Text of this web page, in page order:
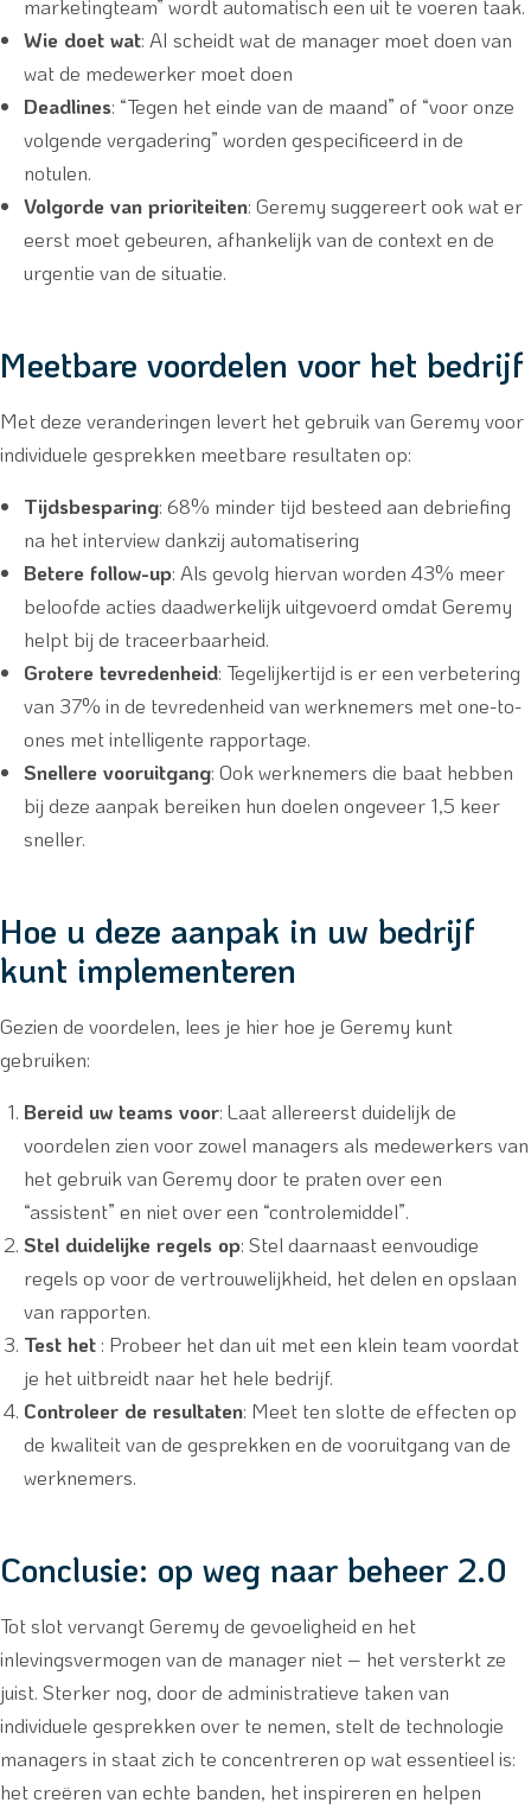
marketingteam” wordt automatisch een uit te voeren taak.
Wie doet wat: AI scheidt wat de manager moet doen van
wat de medewerker moet doen
Deadlines: “Tegen het einde van de maand” of “voor onze
volgende vergadering” worden gespecificeerd in de
notulen.
Volgorde van prioriteiten: Geremy suggereert ook wat er
eerst moet gebeuren, afhankelijk van de context en de
urgentie van de situatie.
Meetbare voordelen voor het bedrijf
Met deze veranderingen levert het gebruik van Geremy voor
individuele gesprekken meetbare resultaten op:
Tijdsbesparing: 68% minder tijd besteed aan debriefing
na het interview dankzij automatisering
Betere follow-up: Als gevolg hiervan worden 43% meer
beloofde acties daadwerkelijk uitgevoerd omdat Geremy
helpt bij de traceerbaarheid.
Grotere tevredenheid: Tegelijkertijd is er een verbetering
van 37% in de tevredenheid van werknemers met one-to-
ones met intelligente rapportage.
Snellere vooruitgang: Ook werknemers die baat hebben
bij deze aanpak bereiken hun doelen ongeveer 1,5 keer
sneller.
Hoe u deze aanpak in uw bedrijf
kunt implementeren
Gezien de voordelen, lees je hier hoe je Geremy kunt
gebruiken:
Bereid uw teams voor: Laat allereerst duidelijk de
voordelen zien voor zowel managers als medewerkers van
het gebruik van Geremy door te praten over een
“assistent” en niet over een “controlemiddel”.
Stel duidelijke regels op: Stel daarnaast eenvoudige
regels op voor de vertrouwelijkheid, het delen en opslaan
van rapporten.
Test het : Probeer het dan uit met een klein team voordat
je het uitbreidt naar het hele bedrijf.
Controleer de resultaten: Meet ten slotte de effecten op
de kwaliteit van de gesprekken en de vooruitgang van de
werknemers.
Conclusie: op weg naar beheer 2.0
Tot slot vervangt Geremy de gevoeligheid en het
inlevingsvermogen van de manager niet – het versterkt ze
juist. Sterker nog, door de administratieve taken van
individuele gesprekken over te nemen, stelt de technologie
managers in staat zich te concentreren op wat essentieel is:
het creëren van echte banden, het inspireren en helpen